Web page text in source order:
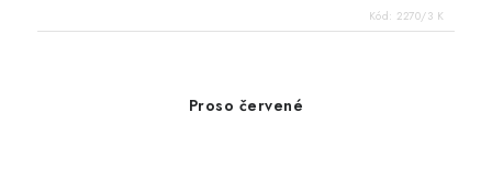
Kód: 2270/3 K
Proso červené